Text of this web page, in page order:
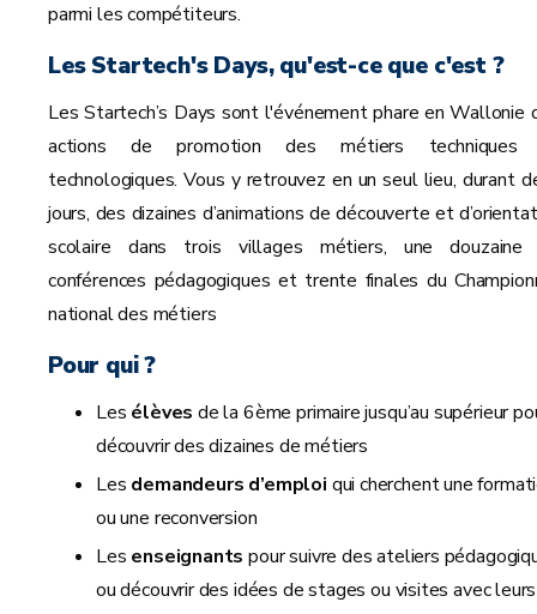
parmi les compétiteurs.
Les Startech's Days, qu'est-ce que c'est ?
Les Startech’s Days sont l'événement phare en Wallonie
actions de promotion des métiers
technologiques. Vous y retrouvez en un seul lieu, durant
jours, des dizaines d’animations de découverte et
scolaire dans trois villages métiers, une douzaine
conférences pédagogiques et trente finales du
national des métiers
Pour qui ?
Les élèvesde la 6ème primaire jusqu’au supérieur
découvrir des dizaines de métiers
Les demandeurs d’emploi qui cherchent une
ou une reconversion
Les enseignants pour suivre des ateliers
ou découvrir des idées de stages ou visites avec leurs